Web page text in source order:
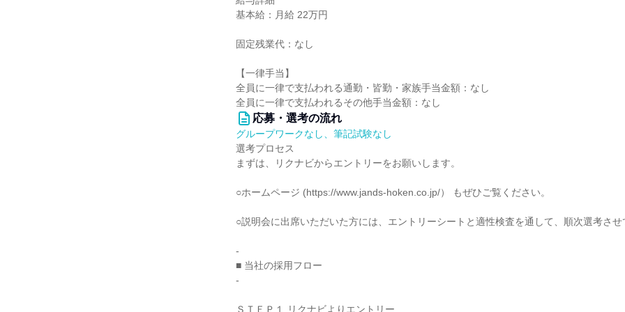
基本給：月給 22万円
固定残業代：なし
【一律手当】
全員に一律で支払われる通勤・皆勤・家族手当金額：なし
全員に一律で支払われるその他手当金額：なし
応募・選考の流れ
グループワークなし、筆記試験なし
選考プロセス
まずは、リクナビからエントリーをお願いします。
○ホームページ (https://www.jands-hoken.co.jp/） もぜひご覧ください。
○説明会に出席いただいた方には、エントリーシートと適性検査を通して、順次選考させ
-
■ 当社の採用フロー
-
ＳＴＥＰ１ リクナビよりエントリー